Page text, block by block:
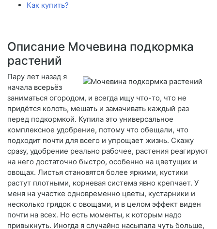
Как купить?
Описание Мочевина подкормка
растений
Пару лет назад я
начала всерьёз
заниматься огородом, и всегда ищу что-то, что не
придётся колоть, мешать и замачивать каждый раз
перед подкормкой. Купила это универсальное
комплексное удобрение, потому что обещали, что
подходит почти для всего и упрощает жизнь. Скажу
сразу, удобрение реально рабочее, растения реагируют
на него достаточно быстро, особенно на цветущих и
овощах. Листья становятся более яркими, кустики
растут плотными, корневая система явно крепчает. У
меня на участке одновременно цветы, кустарники и
несколько грядок с овощами, и в целом эффект виден
почти на всех. Но есть моменты, к которым надо
привыкнуть. Иногда я случайно насыпала чуть больше,